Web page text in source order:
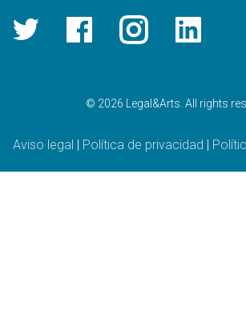
© 2026 Legal&Arts. All rights
Aviso legal | Política de privacidad |